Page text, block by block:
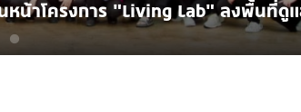
Future With KMITL Forum 2026